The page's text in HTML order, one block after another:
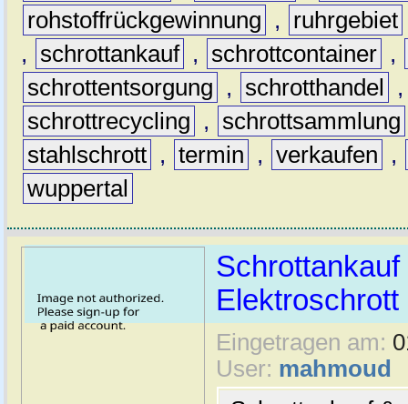
rohstoffrückgewinnung
, ruhrgebiet
,
schrottankauf , schrottcontainer ,
schrottentsorgung
, schrotthandel
schrottrecycling
, schrottsammlung
stahlschrott , termin , verkaufen
,
wuppertal
Schrottankauf
Elektroschrott
Eingetragen am:
User: mahmoud